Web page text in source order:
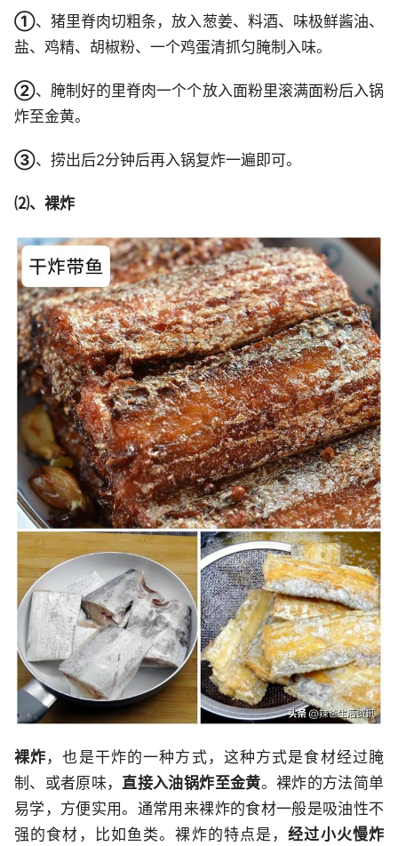
①、猪里脊肉切粗条，放入葱姜、料酒、味极鲜酱油、
盐、鸡精、胡椒粉、一个鸡蛋清抓匀腌制入味。
②、腌制好的里脊肉一个个放入面粉里滚满面粉后入锅
炸至金黄。
③、捞出后2分钟后再入锅复炸一遍即可。
⑵、裸炸
裸炸 ，也是干炸的一种方式，这种方式是食材经过腌
制、或者原味，直接入油锅炸至金黄。裸炸的方法简单
易学，方便实用。通常用来裸炸的食材一般是吸油性不
强的食材，比如鱼类。裸炸的特点是，经过小火慢炸